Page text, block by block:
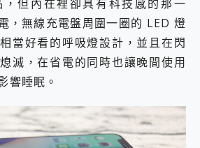
但內在裡卻具有科技感的那一
，無線充電盤周圍一圈的 LED 燈
當好看的呼吸燈設計，並且在閃
滅，在省電的同時也讓晚間使用
響睡眠。